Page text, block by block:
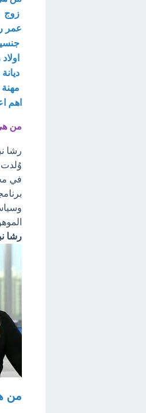
زوج
عمر
اهم
من
رشا
في
رشا
من